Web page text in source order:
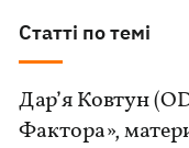
Статті по темі
Дар’я Ковтун
Фактора»,